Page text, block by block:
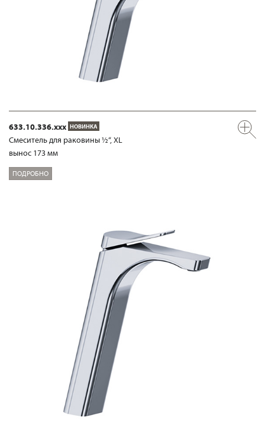
633.10.336.xxx НОВИНКА
Смеситель для раковины ½“, XL
вынос 173 мм
ПОДРОБНО